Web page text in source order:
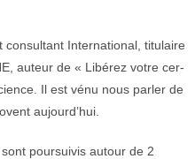
consultant International, titulaire
auteur de « Libérez votre cer-
Il est vénu nous parler de
aujourd’hui.
poursuivis autour de 2